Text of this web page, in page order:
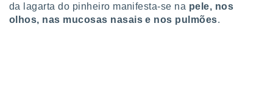
da lagarta do pinheiro manifesta-se na pele, nos
olhos, nas mucosas nasais e nos pulmões.